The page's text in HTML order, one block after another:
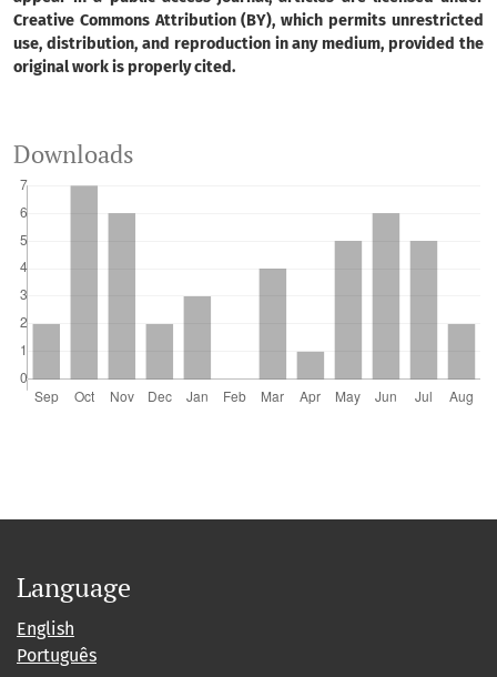
Creative Commons Attribution (BY), which permits unrestricted
use, distribution, and reproduction in any medium, provided the
original work is properly cited.
Downloads
Language
English
Português